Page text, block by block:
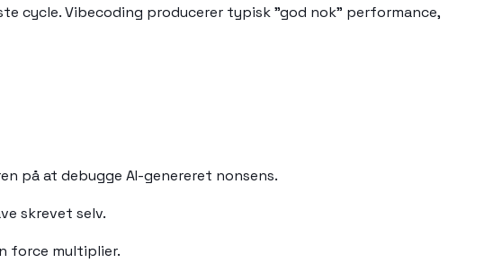
cycle. Vibecoding producerer typisk "god nok" performance,
på at debugge AI-genereret nonsens.
skrevet selv.
force multiplier.